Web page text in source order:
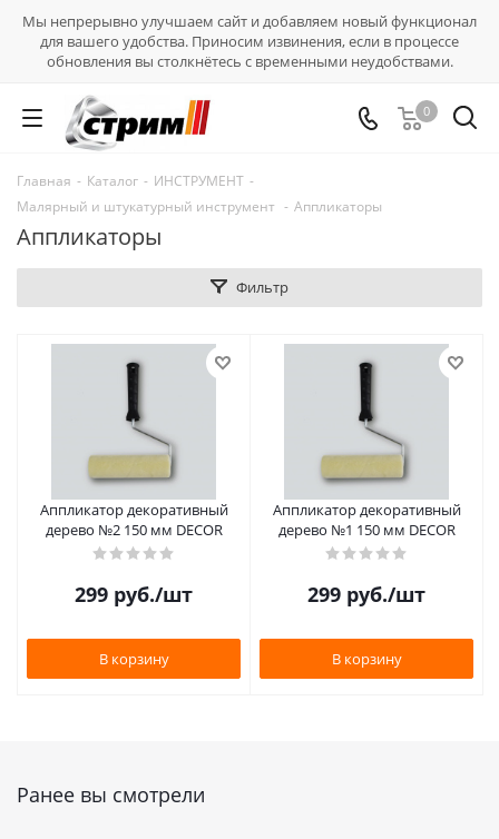
Мы непрерывно улучшаем сайт и добавляем новый функционал
для вашего удобства. Приносим извинения, если в процессе
обновления вы столкнётесь с временными неудобствами.
0
Главная - Каталог - ИНСТРУМЕНТ -
Малярный и штукатурный инструмент - Аппликаторы
Аппликаторы
Фильтр
Аппликатор декоративный
дерево №2 150 мм DECOR
299 руб./шт
В корзину
Аппликатор декоративный
дерево №1 150 мм DECOR
299 руб./шт
В корзину
Ранее вы смотрели